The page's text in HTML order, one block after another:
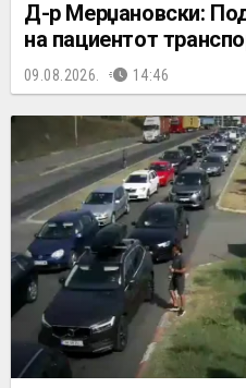
Д-р Мерџановски:
на пациентот
09.08.2026. 14:46